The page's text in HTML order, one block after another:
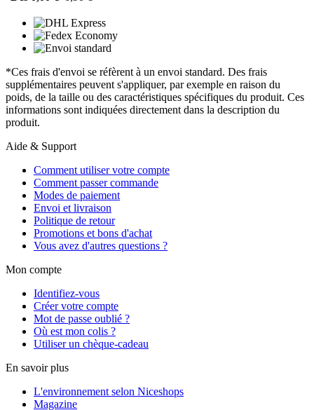
*Ces frais d'envoi se réfèrent à un envoi standard. Des frais
supplémentaires peuvent s'appliquer, par exemple en raison du
poids, de la taille ou des caractéristiques spécifiques du produit. Ces
informations sont indiquées directement dans la description du
produit.
Aide & Support
Comment utiliser votre compte
Comment passer commande
Modes de paiement
Envoi et livraison
Politique de retour
Promotions et bons d'achat
Vous avez d'autres questions ?
Mon compte
Identifiez-vous
Créer votre compte
Mot de passe oublié ?
Où est mon colis ?
Utiliser un chèque-cadeau
En savoir plus
L'environnement selon Niceshops
Magazine